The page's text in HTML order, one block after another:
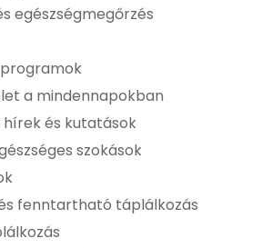
egészségmegőrzés
a mindennapokban
hírek és kutatások
szokások
fenntartható táplálkozás